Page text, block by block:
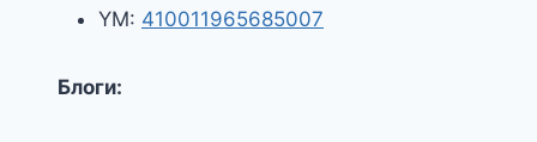
YM: 410011965685007
Блоги: